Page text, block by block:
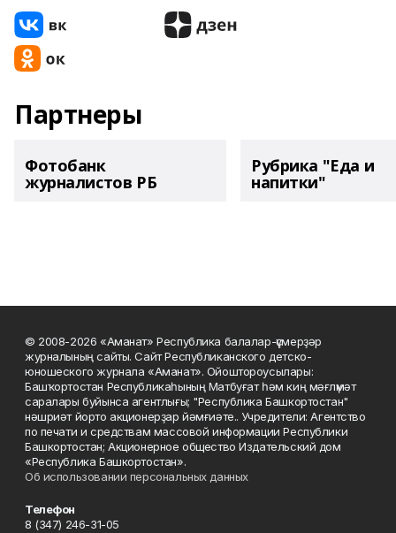
Партнеры
Фотобанк
журналистов РБ
Рубрика "Еда и
напитки"
© 2008-2026 «Аманат» Республика балалар-үҫмерҙәр
журналының сайты. Сайт Республиканского детско-
юношеского журнала «Аманат». Ойоштороусылары:
Башҡортостан Республикаһының Матбуғат һәм киң мәғлүмәт
саралары буйынса агентлығы; "Республика Башкортостан"
нәшриәт йорто акционерҙар йәмғиәте.. Учредители: Агентство
по печати и средствам массовой информации Республики
Башкортостан; Акционерное общество Издательский дом
«Республика Башкортостан».
Об использовании персональных данных
Телефон
8 (347) 246-31-05